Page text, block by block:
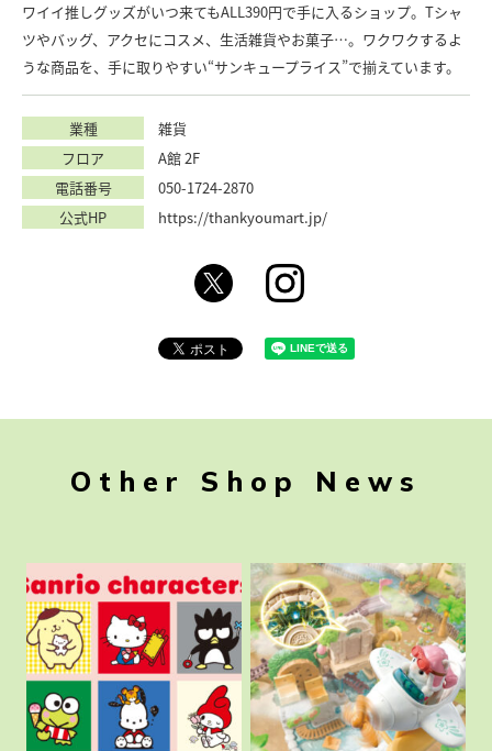
ワイイ推しグッズがいつ来てもALL390円で手に入るショップ。Tシャ
ツやバッグ、アクセにコスメ、生活雑貨やお菓子…。ワクワクするよ
うな商品を、手に取りやすい“サンキュープライス”で揃えています。
業種
雑貨
フロア
A館 2F
電話番号
050-1724-2870
公式HP
https://thankyoumart.jp/
Other Shop News